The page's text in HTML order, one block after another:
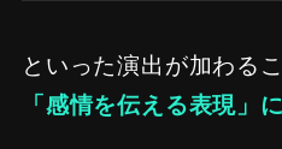
といった演出が加わる
「感情を伝える表現」